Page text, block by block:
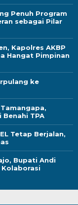
Penuh Program
sebagai Pilar
Kapolres AKBP
Hangat Pimpinan
ke
Benahi TPA
Tetap Berjalan,
Bupati Andi